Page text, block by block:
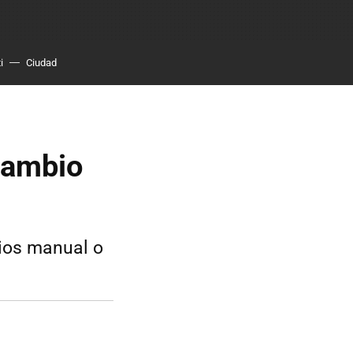
Ciudad
manual o